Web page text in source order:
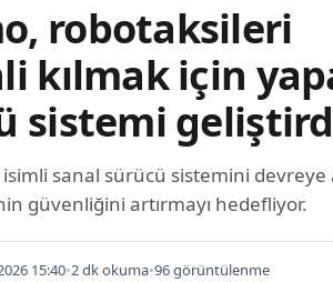
robotaksileri
kılmak için
sistemi
isimli sanal sürücü sistemini devreye
güvenliğini artırmayı hedefliyor.
15:40•2 dk okuma•96 görüntülenme